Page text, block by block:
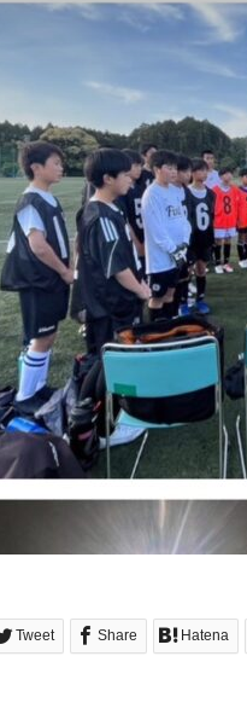
Tweet Share Hatena